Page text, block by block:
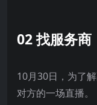
02 找服务商
10月30日，为了
对方的一场直播。